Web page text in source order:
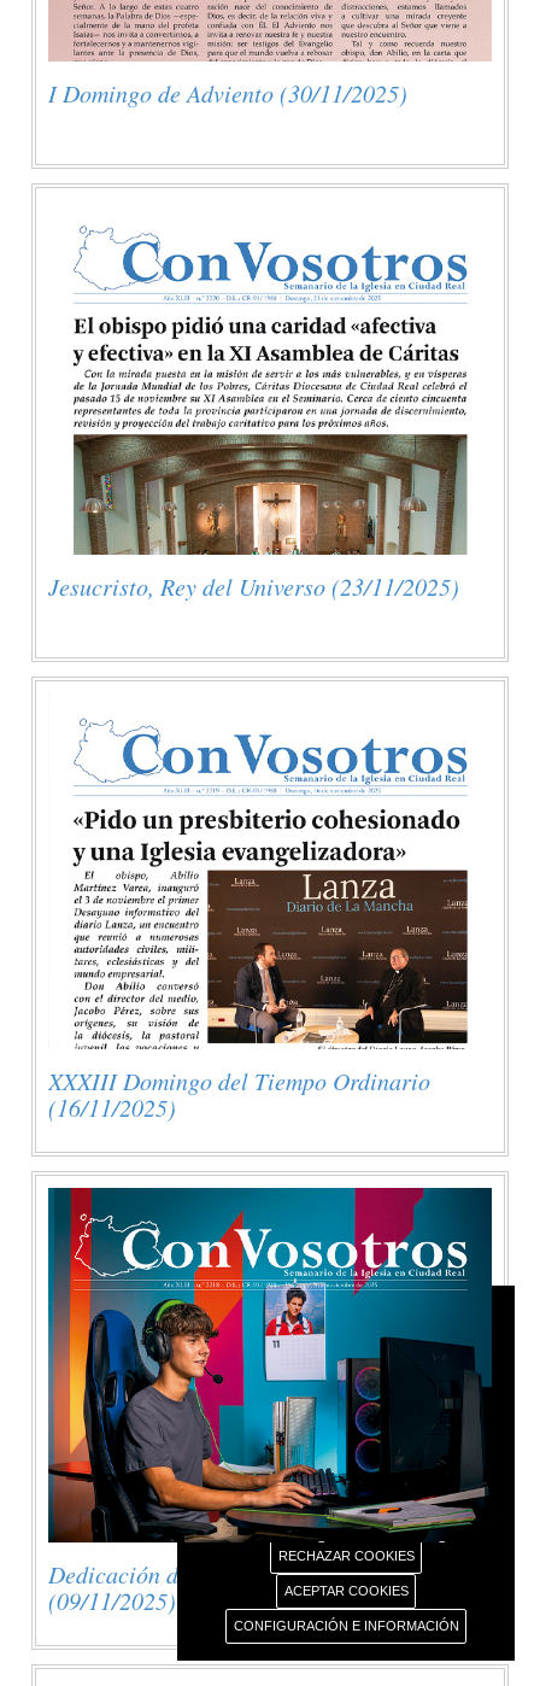
I Domingo de Adviento (30/11/2025)
Jesucristo, Rey del Universo (23/11/2025)
XXXIII Domingo del Tiempo Ordinario
(16/11/2025)
Dedicación de la Basílica de Letrán
(09/11/2025)
AVISO USO DE COOKIES
Este portal web únicamente utiliza cookies propias
con finalidad técnica, no recaba ni cede datos de
carácter personal de los usuarios sin su
conocimiento.
Sin embargo, contiene enlaces a sitios web de
terceros con políticas de privacidad ajenas este
portal web que usted podrá decidir si acepta o no
cuando acceda a ellos.
Más información sobre el uso de nuestras cookies.
RECHAZAR COOKIES
ACEPTAR COOKIES
CONFIGURACIÓN E INFORMACIÓN